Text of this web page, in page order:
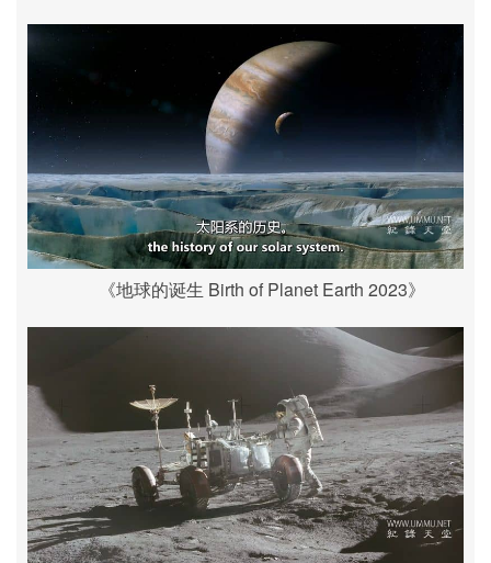
《地球的诞生 Birth of Planet Earth 2023》